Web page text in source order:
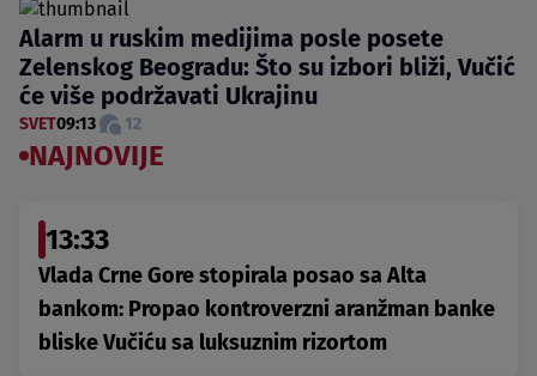
Alarm u ruskim medijima posle posete
Zelenskog Beogradu: Što su izbori bliži, Vučić
će više podržavati Ukrajinu
SVET09:13 12
NAJNOVIJE
13:33
Vlada Crne Gore stopirala posao sa Alta
bankom: Propao kontroverzni aranžman banke
bliske Vučiću sa luksuznim rizortom